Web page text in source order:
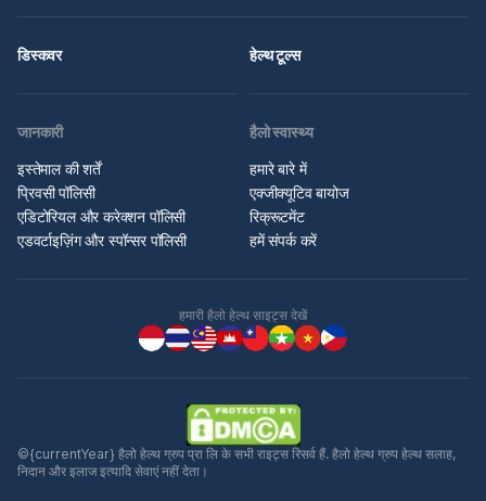
डिस्कवर हेल्थ टूल्स
जानकारी
इस्तेमाल की शर्तें
प्रिवसी पॉलिसी
एडिटोरियल और करेक्शन पॉलिसी
एडवर्टाइज़िंग और स्पॉन्सर पॉलिसी
हैलो स्वास्थ्य
हमारे बारे में
एक्जीक्यूटिव बायोज
रिक्रूटमेंट
हमें संपर्क करें
हमारी हैलो हेल्थ साइट्स देखें
©{currentYear} हैलो हेल्थ ग्रुप प्रा लि के सभी राइट्स रिसर्व हैं. हैलो हेल्थ ग्रुप हेल्थ सलाह,
निदान और इलाज इत्यादि सेवाएं नहीं देता।